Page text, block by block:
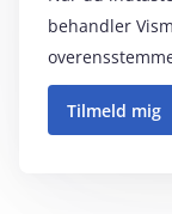
behandler